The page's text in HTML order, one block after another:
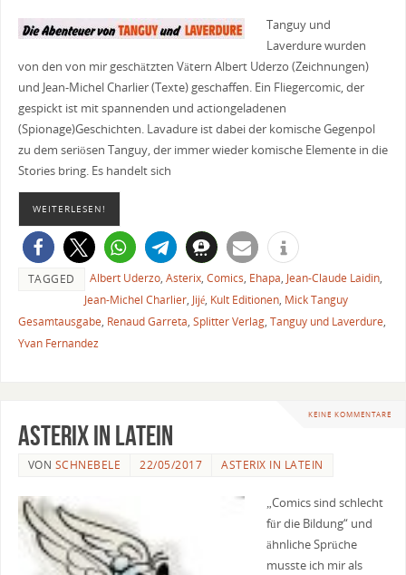
Tanguy und
Laverdure wurden
von den von mir geschätzten Vätern Albert Uderzo (Zeichnungen)
und Jean-Michel Charlier (Texte) geschaffen. Ein Fliegercomic, der
gespickt ist mit spannenden und actiongeladenen
(Spionage)Geschichten. Lavadure ist dabei der komische Gegenpol
zu dem seriösen Tanguy, der immer wieder komische Elemente in die
Stories bring. Es handelt sich
WEITERLESEN!
TAGGED Albert Uderzo, Asterix, Comics, Ehapa, Jean-Claude Laidin,
Jean-Michel Charlier, Jijé, Kult Editionen, Mick Tanguy
Gesamtausgabe, Renaud Garreta, Splitter Verlag, Tanguy und Laverdure,
Yvan Fernandez
KEINE KOMMENTARE
Asterix in Latein
VON SCHNEBELE 22/05/2017 ASTERIX IN LATEIN
„Comics sind schlecht
für die Bildung“ und
ähnliche Sprüche
musste ich mir als